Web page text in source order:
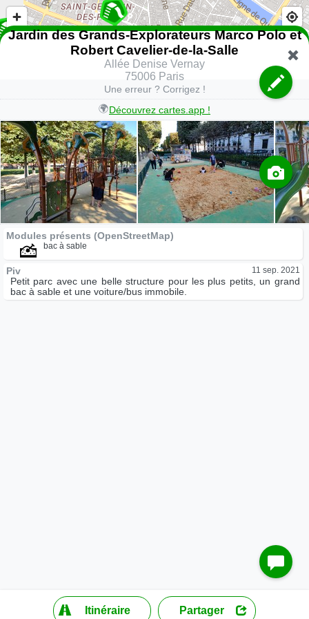
MapLibre OpenStreetMap contributors
Jardin des Grands-Explorateurs Marco Polo et
Robert Cavelier-de-la-Salle
Allée Denise Vernay
75006 Paris
Une erreur ? Corrigez !
🌍Découvrez cartes.app !
Modules présents (OpenStreetMap)
bac à sable
Piv 11 sep. 2021
Petit parc avec une belle structure pour les plus petits, un grand
bac à sable et une voiture/bus immobile.
Itinéraire Partager